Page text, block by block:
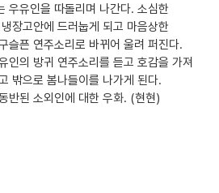
우유인을 따돌리며 나간다. 소심한
장고안에 드러눕게 되고 마음상한
슬픈 연주소리로 바뀌어 울려 퍼진다.
인의 방귀 연주소리를 듣고 호감을 가져
밖으로 봄나들이를 나가게 된다.
반된 소외인에 대한 우화. (현현)